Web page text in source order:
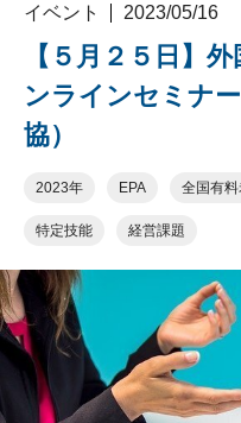
イベント 2023/05/16
【５月２５日】
ンラインセミナ
協）
2023年 EPA 全国有
特定技能 経営課題